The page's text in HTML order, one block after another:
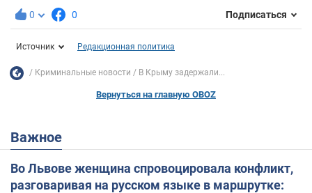
0 0 Подписаться
Источник Редакционная политика
Криминальные новости В Крыму задержали...
Вернуться на главную OBOZ
Важное
Во Львове женщина спровоцировала конфликт,
разговаривая на русском языке в маршрутке: